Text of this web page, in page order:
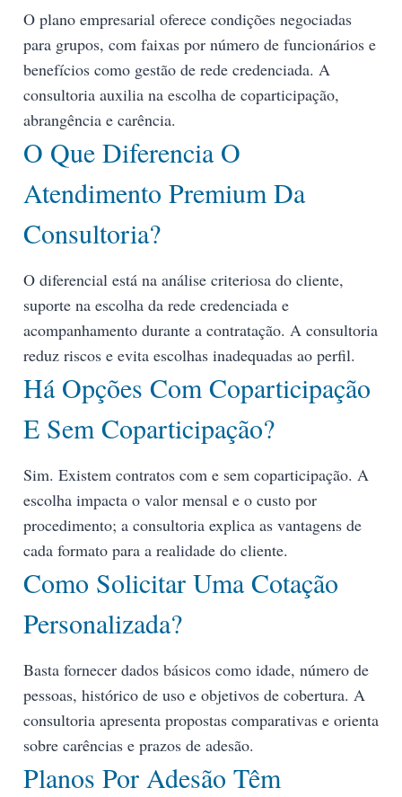
O plano empresarial oferece condições negociadas
para grupos, com faixas por número de funcionários e
benefícios como gestão de rede credenciada. A
consultoria auxilia na escolha de coparticipação,
abrangência e carência.
O Que Diferencia O
Atendimento Premium Da
Consultoria?
O diferencial está na análise criteriosa do cliente,
suporte na escolha da rede credenciada e
acompanhamento durante a contratação. A consultoria
reduz riscos e evita escolhas inadequadas ao perfil.
Há Opções Com Coparticipação
E Sem Coparticipação?
Sim. Existem contratos com e sem coparticipação. A
escolha impacta o valor mensal e o custo por
procedimento; a consultoria explica as vantagens de
cada formato para a realidade do cliente.
Como Solicitar Uma Cotação
Personalizada?
Basta fornecer dados básicos como idade, número de
pessoas, histórico de uso e objetivos de cobertura. A
consultoria apresenta propostas comparativas e orienta
sobre carências e prazos de adesão.
Planos Por Adesão Têm